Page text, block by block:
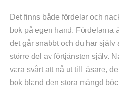
Det finns både fördelar och
bok på egen hand. Fördelarna
det går snabbt och du har själv
större del av förtjänsten själv.
vara svårt att nå ut till läsare,
bok bland den stora mängd